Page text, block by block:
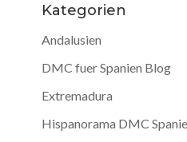
Kategorien
Andalusien
DMC fuer Spanien Blog
Extremadura
Hispanorama DMC